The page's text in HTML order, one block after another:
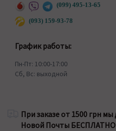
(099) 495-13-65
(093) 159-93-78
График работы:
Пн-Пт: 10:00-17:00
Сб, Вс: выходной
При заказе от 1500 грн
Новой Почты